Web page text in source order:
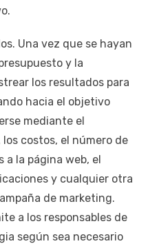
Una vez que se hayan
y la
los resultados para
hacia el objetivo
mediante el
costos, el número de
la página web, el
y cualquier otra
de marketing.
a los responsables de
según sea necesario